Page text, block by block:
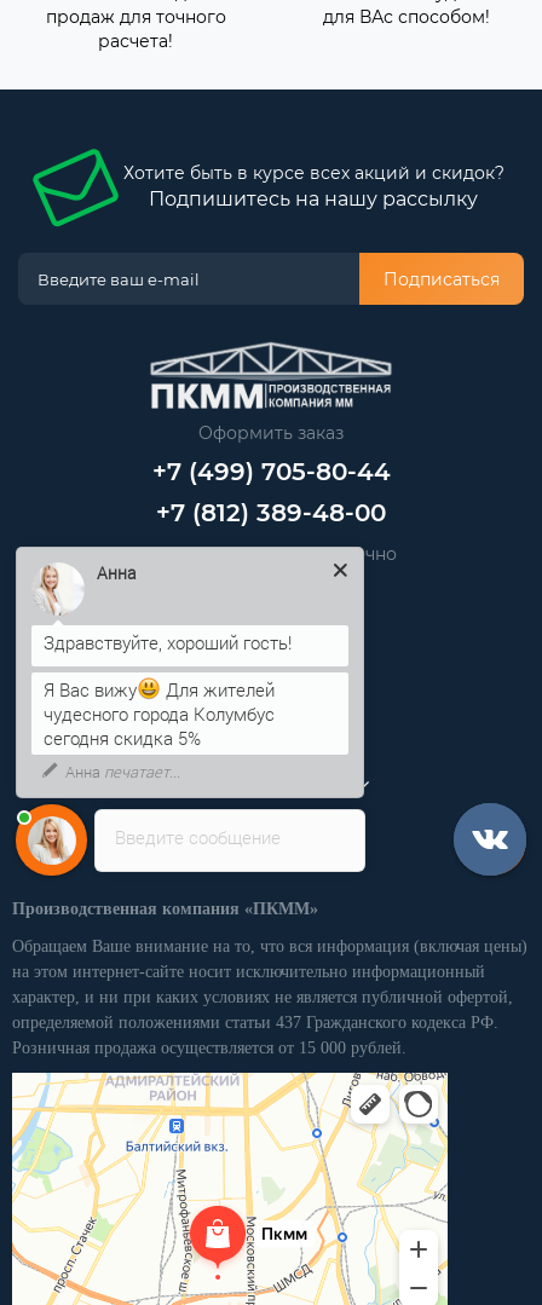
продаж для точного
расчета!
для ВАс способом!
Хотите быть в курсе всех акций и скидок?
Подпишитесь на нашу рассылку
Подписаться
Оформить заказ
+7 (499) 705-80-44
+7 (812) 389-48-00
Звоните нам круглосуточно
Информация
Категории
Личный кабинет
Производственная компания «ПКММ»
Обращаем Ваше внимание на то, что вся информация (включая цены)
на этом интернет-сайте носит исключительно информационный
характер, и ни при каких условиях не является публичной офертой,
определяемой положениями статьи 437 Гражданского кодекса РФ.
Розничная продажа осуществляется от 15 000 рублей.
Введите сообщение
Анна
Я Вас вижу
Для жителей
чудесного города Колумбус
сегодня скидка 5%
Анна печатает...